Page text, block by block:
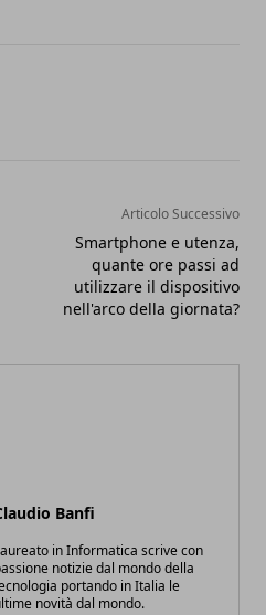
Articolo Successivo
Smartphone e utenza,
quante ore passi ad
utilizzare il dispositivo
nell'arco della giornata?
Banfi
in Informatica scrive con
notizie dal mondo della
portando in Italia le
novità dal mondo.